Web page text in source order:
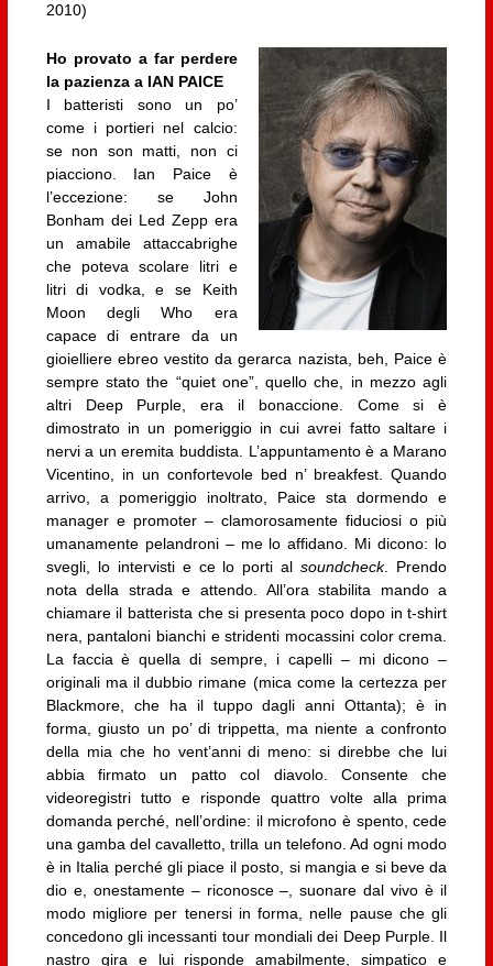
2010)
Ho provato a far perdere
la pazienza a IAN PAICE
I batteristi sono un po’
come i portieri nel calcio:
se non son matti, non ci
piacciono. Ian Paice è
l’eccezione: se John
Bonham dei Led Zepp era
un amabile attaccabrighe
che poteva scolare litri e
litri di vodka, e se Keith
Moon degli Who era
capace di entrare da un
gioielliere ebreo vestito da gerarca nazista, beh, Paice è
sempre stato the “quiet one”, quello che, in mezzo agli
altri Deep Purple, era il bonaccione. Come si è
dimostrato in un pomeriggio in cui avrei fatto saltare i
nervi a un eremita buddista. L’appuntamento è a Marano
Vicentino, in un confortevole bed n’ breakfest. Quando
arrivo, a pomeriggio inoltrato, Paice sta dormendo e
manager e promoter – clamorosamente fiduciosi o più
umanamente pelandroni – me lo affidano. Mi dicono: lo
svegli, lo intervisti e ce lo porti alsoundcheck. Prendo
nota della strada e attendo. All’ora stabilita mando a
chiamare il batterista che si presenta poco dopo in t-shirt
nera, pantaloni bianchi e stridenti mocassini color crema.
La faccia è quella di sempre, i capelli – mi dicono –
originali ma il dubbio rimane (mica come la certezza per
Blackmore, che ha il tuppo dagli anni Ottanta); è in
forma, giusto un po’ di trippetta, ma niente a confronto
della mia che ho vent’anni di meno: si direbbe che lui
abbia firmato un patto col diavolo. Consente che
videoregistri tutto e risponde quattro volte alla prima
domanda perché, nell’ordine: il microfono è spento, cede
una gamba del cavalletto, trilla un telefono. Ad ogni modo
è in Italia perché gli piace il posto, si mangia e si beve da
dio e, onestamente – riconosce –, suonare dal vivo è il
modo migliore per tenersi in forma, nelle pause che gli
concedono gli incessanti tour mondiali dei Deep Purple. Il
nastro gira e lui risponde amabilmente, simpatico e